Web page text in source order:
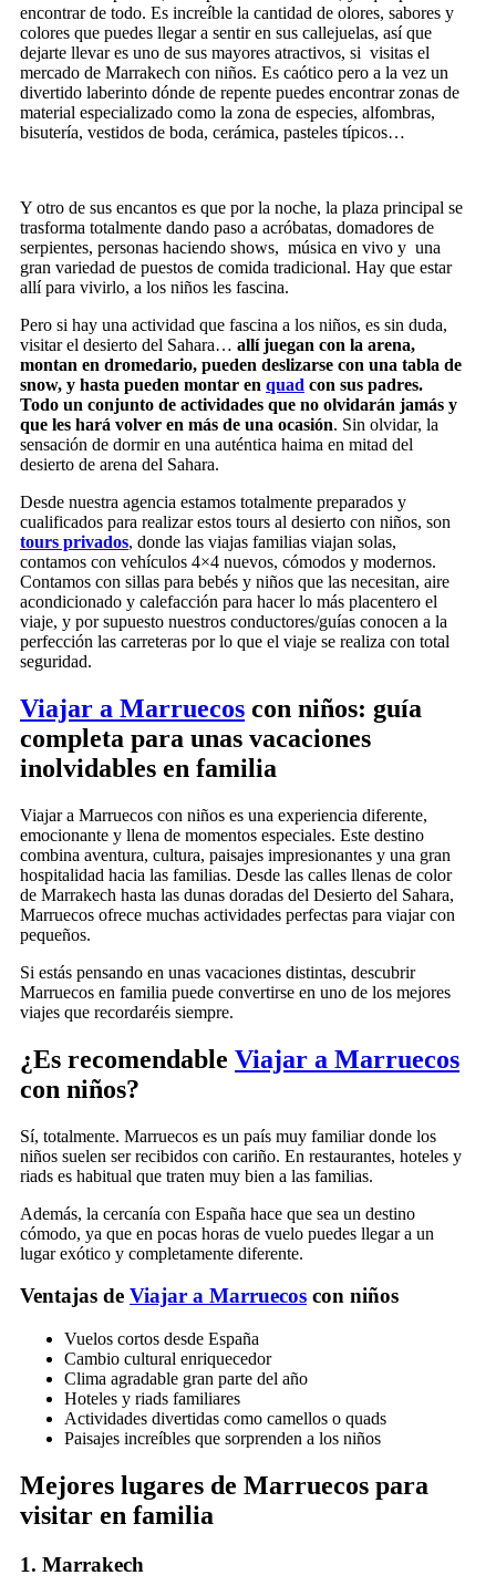
encontrar de todo. Es increíble la cantidad de olores, sabores y
colores que puedes llegar a sentir en sus callejuelas, así que
dejarte llevar es uno de sus mayores atractivos, si visitas el
mercado de Marrakech con niños. Es caótico pero a la vez un
divertido laberinto dónde de repente puedes encontrar zonas de
material especializado como la zona de especies, alfombras,
bisutería, vestidos de boda, cerámica, pasteles típicos…
Y otro de sus encantos es que por la noche, la plaza principal se
trasforma totalmente dando paso a acróbatas, domadores de
serpientes, personas haciendo shows, música en vivo y una
gran variedad de puestos de comida tradicional. Hay que estar
allí para vivirlo, a los niños les fascina.
Pero si hay una actividad que fascina a los niños, es sin duda,
visitar el desierto del Sahara… allí juegan con la arena,
montan en dromedario, pueden deslizarse con una tabla de
snow, y hasta pueden montar en quad con sus padres.
Todo un conjunto de actividades que no olvidarán jamás y
que les hará volver en más de una ocasión. Sin olvidar, la
sensación de dormir en una auténtica haima en mitad del
desierto de arena del Sahara.
Desde nuestra agencia estamos totalmente preparados y
cualificados para realizar estos tours al desierto con niños, son
tours privados, donde las viajas familias viajan solas,
contamos con vehículos 4×4 nuevos, cómodos y modernos.
Contamos con sillas para bebés y niños que las necesitan, aire
acondicionado y calefacción para hacer lo más placentero el
viaje, y por supuesto nuestros conductores/guías conocen a la
perfección las carreteras por lo que el viaje se realiza con total
seguridad.
Viajar a Marruecos con niños: guía
completa para unas vacaciones
inolvidables en familia
Viajar a Marruecos con niños es una experiencia diferente,
emocionante y llena de momentos especiales. Este destino
combina aventura, cultura, paisajes impresionantes y una gran
hospitalidad hacia las familias. Desde las calles llenas de color
de Marrakech hasta las dunas doradas del Desierto del Sahara,
Marruecos ofrece muchas actividades perfectas para viajar con
pequeños.
Si estás pensando en unas vacaciones distintas, descubrir
Marruecos en familia puede convertirse en uno de los mejores
viajes que recordaréis siempre.
¿Es recomendable Viajar a Marruecos
con niños?
Sí, totalmente. Marruecos es un país muy familiar donde los
niños suelen ser recibidos con cariño. En restaurantes, hoteles y
riads es habitual que traten muy bien a las familias.
Además, la cercanía con España hace que sea un destino
cómodo, ya que en pocas horas de vuelo puedes llegar a un
lugar exótico y completamente diferente.
Ventajas de Viajar a Marruecos con niños
Vuelos cortos desde España
Cambio cultural enriquecedor
Clima agradable gran parte del año
Hoteles y riads familiares
Actividades divertidas como camellos o quads
Paisajes increíbles que sorprenden a los niños
Mejores lugares de Marruecos para
visitar en familia
1. Marrakech